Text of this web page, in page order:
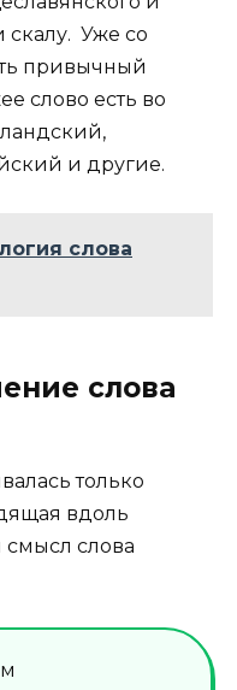
скалу. Уже со
привычный
слово есть во
и другие.
слова
слова
только
вдоль
смысл слова